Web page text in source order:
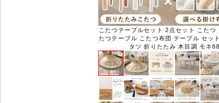
こたつテーブルセット 2点セット こたつ
たつテーブル こたつ布団 テーブル セッ
タツ 折りたたみ 木目調 モネ